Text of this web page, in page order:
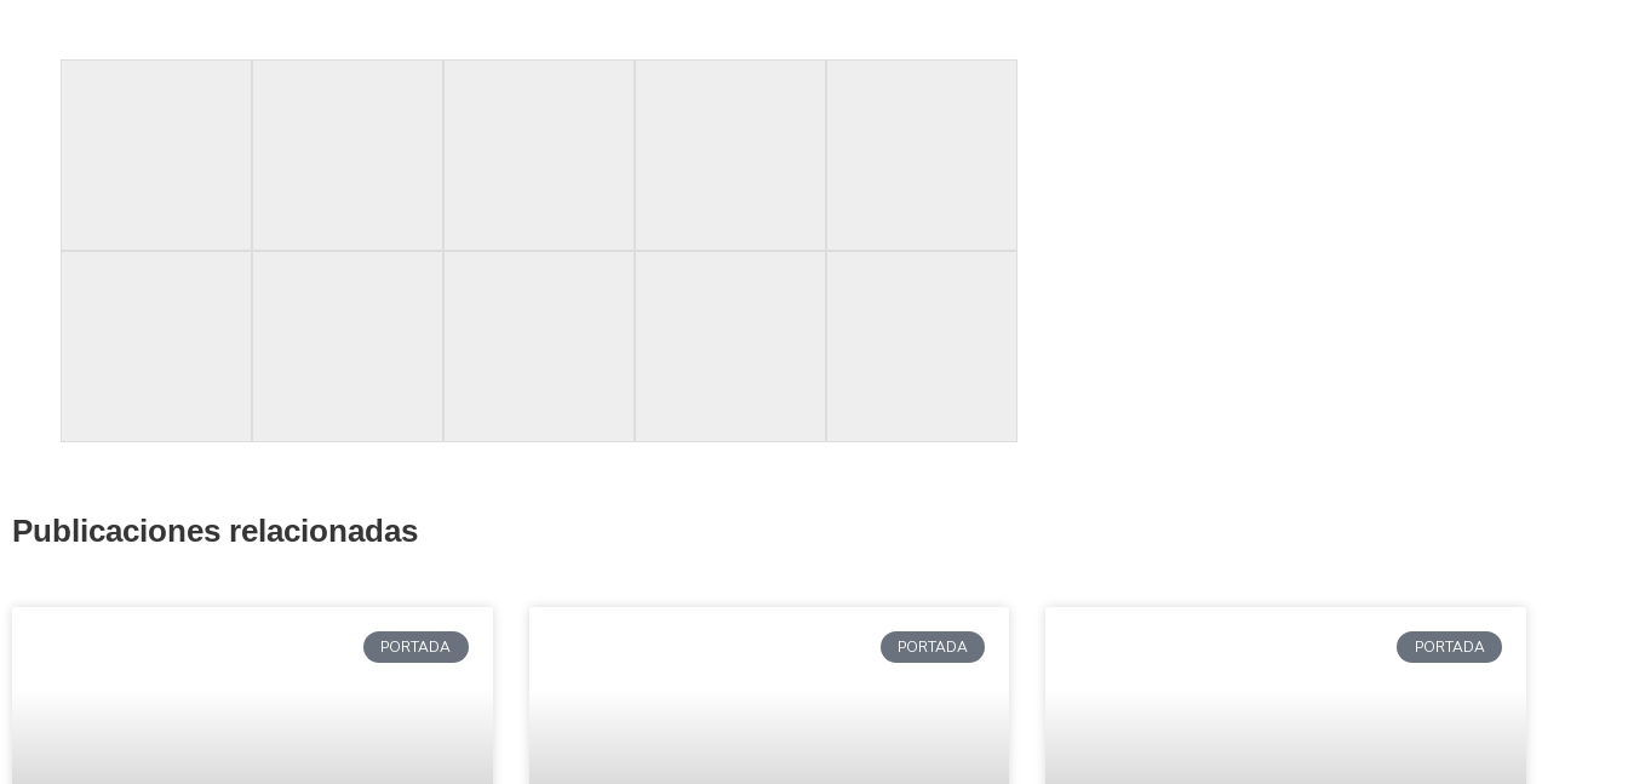
Publicaciones relacionadas
PORTADA PORTADA PORTADA